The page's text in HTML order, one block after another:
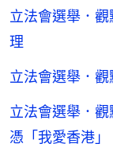
立法會選舉．
理
立法會選舉．
立法會選舉．
憑「我愛香港」